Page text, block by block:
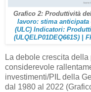
Grafico 2: Produttività
lavoro: stima
(ULC) Indicatori:
(ULQELP01DEQ661S) |
La debole crescita
considerevole
investimenti/PIL della
dal 1980 al 2022